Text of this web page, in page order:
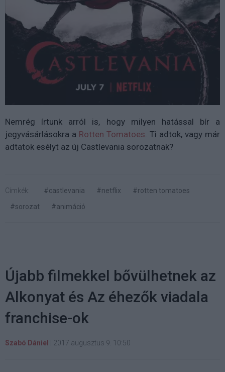
Nemrég írtunk arról is, hogy milyen hatással bír a
jegyvásárlásokra a Rotten Tomatoes. Ti adtok, vagy már
adtatok esélyt az új Castlevania sorozatnak?
Címkék: #castlevania #netflix
#rotten tomatoes
#sorozat
#animáció
Újabb filmekkel bővülhetnek az
Alkonyat és Az éhezők viadala
franchise-ok
Szabó Dániel 2017 augusztus 9. 10:50